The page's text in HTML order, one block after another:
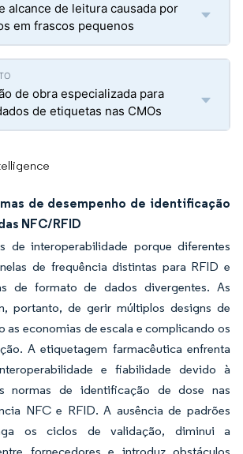
alcance de leitura causada por
em frascos pequenos
de obra especializada para
de etiquetas nas CMOs
de desempenho de identificação
NFC/RFID
de interoperabilidade porque diferentes
de frequência distintas para RFID e
de formato de dados divergentes. As
portanto, de gerir múltiplos designs de
as economias de escala e complicando os
A etiquetagem farmacêutica enfrenta
e fiabilidade devido à
normas de identificação de dose nas
NFC e RFID. A ausência de padrões
os ciclos de validação, diminui a